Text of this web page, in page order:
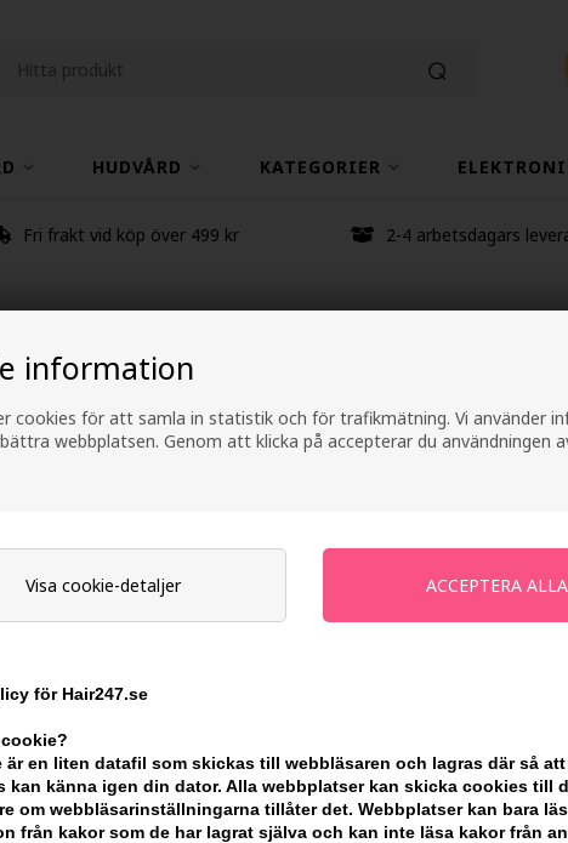
information
cookies för att samla in statistik och för trafikmätning. Vi använder
webbplatsen. Genom att klicka på accepterar du användningen
Visa cookie-detaljer
för Hair247.se
är en liten datafil som skickas till webbläsaren och lagras där så att
kan känna igen din dator. Alla webbplatser kan skicka cookies till
om webbläsarinställningarna tillåter det. Webbplatser kan bara
från kakor som de har lagrat själva och kan inte läsa kakor från
HUDVÅRD KATEGORIER
Fri frakt vid köp över 499 kr 2-4 arbetsdagars
John Masters
w/Sugar Cane &
Varumärken»John Masters Organics
Enhetspris ved 2 stk. 359,00 SEK
Du tjänar 18 Bonuskronor på köp av
KÖP FÖR YTTERLIGARE 499,00 SEK